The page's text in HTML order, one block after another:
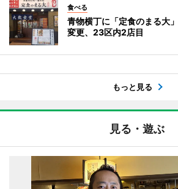
食べる
青物横丁に「定食のまる大
変更、23区内2店目
もっと見る
見る・遊ぶ